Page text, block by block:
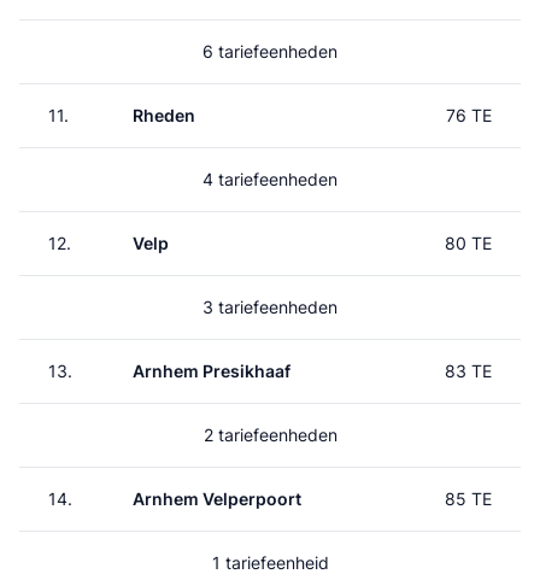
6 tariefeenheden
11. Rheden 76 TE
4 tariefeenheden
12. Velp 80 TE
3 tariefeenheden
13. Arnhem Presikhaaf 83 TE
2 tariefeenheden
14. Arnhem Velperpoort 85 TE
1 tariefeenheid